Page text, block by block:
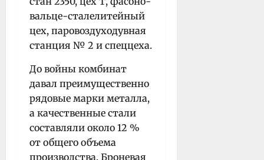
вальце-сталелитейный
цех, паровоздуходувная
станция № 2 и спеццеха.
До войны комбинат
давал преимущественно
рядовые марки металла,
а качественные стали
составляли около 12 %
от общего объема
производства. Броневая